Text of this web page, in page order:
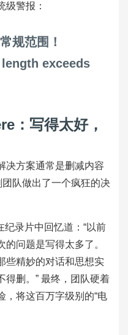
级警报：
规范围！
length exceeds
：写得太好，
决方案通常是删减内容
队做出了一个疯狂的决
纪录片中回忆道：“以前
问题是写得太多了。
精妙的对话和思想实
得删。” 最终，团队硬着
，将这百万字级别的“电